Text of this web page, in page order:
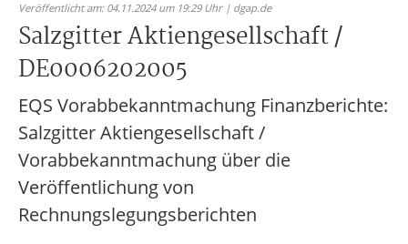
Veröffentlicht am: 04.11.2024 um 19:29 Uhr | dgap.de
Salzgitter Aktiengesellschaft /
DE0006202005
EQS Vorabbekanntmachung Finanzberichte:
Salzgitter Aktiengesellschaft /
Vorabbekanntmachung über die
Veröffentlichung von
Rechnungslegungsberichten